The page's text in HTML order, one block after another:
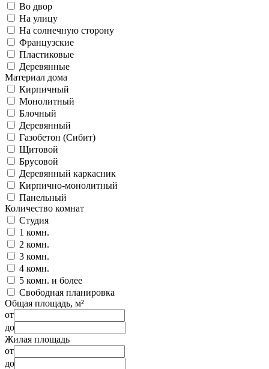
Во двор
На улицу
На солнечную сторону
Французские
Пластиковые
Деревянные
Материал дома
Кирпичный
Монолитный
Блочный
Деревянный
Газобетон (Сибит)
Щитовой
Брусовой
Деревянный каркасник
Кирпично-монолитный
Панельный
Количество комнат
Студия
1 комн.
2 комн.
3 комн.
4 комн.
5 комн. и более
Свободная планировка
Общая площадь, м²
от
до
Жилая площадь
от
до